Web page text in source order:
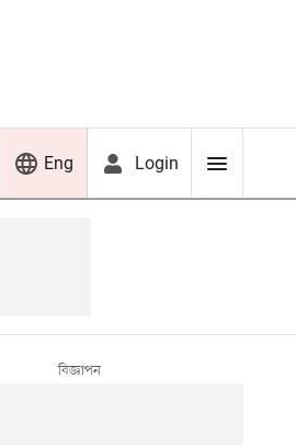
Eng Login